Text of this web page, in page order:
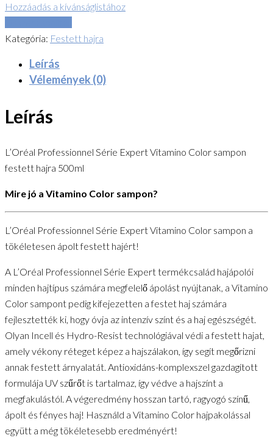
Hozzáadás a kívánságlistához
Kategória: Festett hajra
Leírás
Vélemények (0)
Leírás
L’Oréal Professionnel Série Expert Vitamino Color sampon
festett hajra 500ml
Mire jó a Vitamino Color sampon?
L’Oréal Professionnel Série Expert Vitamino Color sampon a
tökéletesen ápolt festett hajért!
A L’Oréal Professionnel Série Expert termékcsalád hajápolói
minden hajtípus számára megfelelő ápolást nyújtanak, a Vitamino
Color sampont pedig kifejezetten a festet haj számára
fejlesztették ki, hogy óvja az intenzív színt és a haj egészségét.
Olyan Incell és Hydro-Resist technológiával védi a festett hajat,
amely vékony réteget képez a hajszálakon, így segít megőrizni
annak festett árnyalatát. Antioxidáns-komplexszel gazdagított
formulája UV szűrőt is tartalmaz, így védve a hajszínt a
megfakulástól. A végeredmény hosszan tartó, ragyogó színű,
ápolt és fényes haj! Használd a Vitamino Color hajpakolással
együtt a még tökéletesebb eredményért!